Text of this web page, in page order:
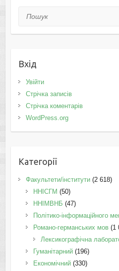
Пошук
Вхід
Увійти
Стрічка записів
Стрічка коментарів
WordPress.org
Категорії
Факультети/інститути(2 618)
ННІСГМ (50)
ННІМВНБ (47)
Політико-інформаційного
Романо-германських мов(1
Лексикографічна
Гуманітарний(196)
Економічний(330)